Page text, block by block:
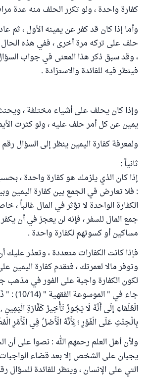
كفارة واحدة ، ولو تكرر الحلف منه عدة
وأما إذا كان قد كفر عن يمينه الأول ، ثم
حلف على تركه مرة أخرى ، ففي هذه الحال
، وقد سبق ذكر هذا المعنى في جواب
فينظر فيه للفائدة والاستزادة .
وإذا كان يحلف على أشياء مختلفة ،
يمين عن كل أمر حلف عليه ، ولو كثرت
ولمعرفة كفارة اليمين ينظر إلى السؤال
ثانياً :
إذا كان الذي يلزمك هو كفارة واحدة ،
: فلا تعارض في الجمع بين كفارة اليمين
الكفارة الواحدة لا تؤثر في المال غالباً ،
جمع المال للسفر ، فإنه لن يعجز في أن
مساكين أو كسوتهم لكفارة واحدة .
فإذا كانت الكفارات متعددة ، وتعذر عليك
وتوفر مالا لعمرتك ، فتقدم كفارة اليمين
لكون الكفارة واجبة على الفور في مذهب
جاء في "
الْعُلَمَاءِ إلَى أَنَّهُ لَا يَجُوزُ تَأْخِيرُ كَفَّارَةِ
بِالْحِنْثِ عَلَى الْفَوْرِ ؛ لِأَنَّهُ الْأَصْلُ فِي الْأَمْرِ
ولأن أهل العلم رحمهم الله : نصوا على أن
يجبان على الشخص إلا بعد قضاء الواجبات
التي على الإنسان ، وينظر للفائدة للسؤال